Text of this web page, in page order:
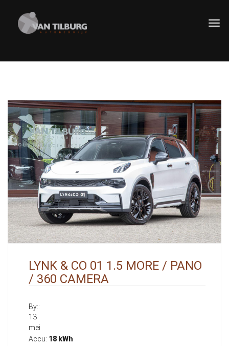
LYNK & CO 01 1.5 MORE / PANO
/ 360 CAMERA
By::
13
mei
Accu: 18 kWh